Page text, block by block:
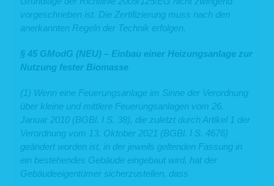
vorgeschrieben ist. Die Zertifizierung muss nach den
anerkannten Regeln der Technik erfolgen.
§ 45 GModG (NEU) – Einbau einer Heizungsanlage zur
Nutzung fester Biomasse
(1) Wenn eine Feuerungsanlage im Sinne der Verordnung
über kleine und mittlere Feuerungsanlagen vom 26.
Januar 2010 (BGBl. I S. 38), die zuletzt durch Artikel 1 der
Verordnung vom 13. Oktober 2021 (BGBl. I S. 4676)
geändert worden ist, in der jeweils geltenden Fassung in
ein bestehendes Gebäude eingebaut wird, hat der
Gebäudeeigentümer sicherzustellen, dass
Festlegung der Speicherdauer;
das Bestehen eines Rechts auf Berichtigung oder Löschung der Sie
betreffenden personenbezogenen Daten, eines Rechts auf
Einschränkung der Verarbeitung durch uns oder eines
das Bestehen eines Beschwerderechts bei einer Aufsichtsbehörde;
alle verfügbaren Informationen über die Herkunft der Daten, sofern die
personenbezogenen Daten nicht bei Ihnen erhoben wurden;
Profiling (Art. 22 Abs. 1 und 4 DSGVO) und – zumindest in diesen Fällen
– aussagekräftige Informationen über die involvierte Logik sowie die
Tragweite und die angestrebten Auswirkungen einer derartigen
Verarbeitung für Sie.
Ihnen steht das Recht zu, Auskunft darüber zu verlangen, ob die Sie
betreffenden personenbezogenen Daten in ein Drittland oder an eine
internationale Organisation übermittelt werden. In diesem Zusammenhang
können Sie verlangen, über die geeigneten Garantien gem. Art. 46 DSGVO im
Zusammenhang mit der Übermittlung unterrichtet zu werden.